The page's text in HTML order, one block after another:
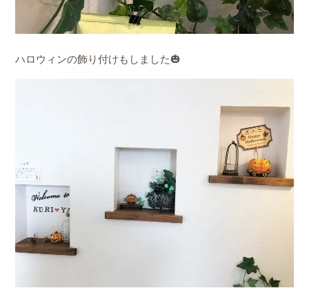
ハロウィンの飾り付けもしました🎃